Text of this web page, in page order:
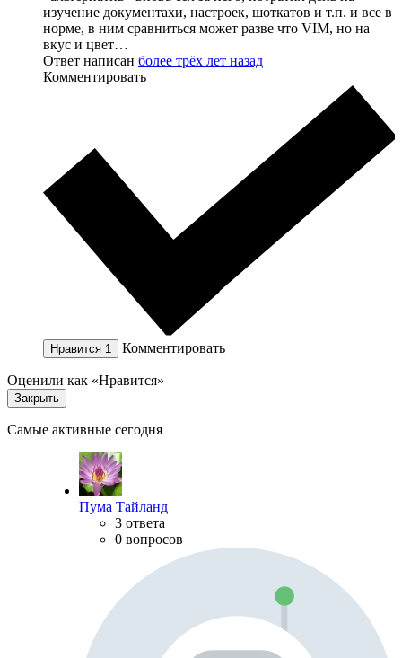
изучение документахи, настроек, шоткатов и т.п. и все в
норме, в ним сравниться может разве что VIM, но на
вкус и цвет…
Ответ написан более трёх лет назад
Комментировать
Нравится 1 Комментировать
Оценили как «Нравится»
Закрыть
Самые активные сегодня
Пума Тайланд
3 ответа
0 вопросов